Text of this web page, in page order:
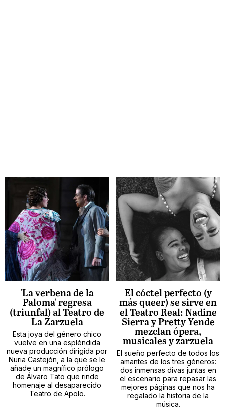
'La verbena de la
Paloma' regresa
(triunfal) al Teatro de
La Zarzuela
Esta joya del género chico
vuelve en una espléndida
nueva producción dirigida por
Nuria Castejón, a la que se le
añade un magnífico prólogo
de Álvaro Tato que rinde
homenaje al desaparecido
Teatro de Apolo.
El cóctel perfecto (y
más queer) se sirve en
el Teatro Real: Nadine
Sierra y Pretty Yende
mezclan ópera,
musicales y zarzuela
El sueño perfecto de todos los
amantes de los tres géneros:
dos inmensas divas juntas en
el escenario para repasar las
mejores páginas que nos ha
regalado la historia de la
música.